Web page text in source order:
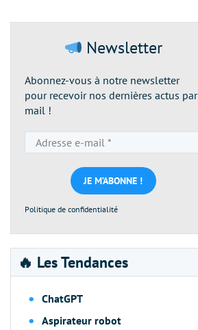
Newsletter
Abonnez-vous à notre newsletter
pour recevoir nos dernières actus par
mail !
e-
mail
*
Politique de confidentialité
🔥 Les Tendances
ChatGPT
Aspirateur robot